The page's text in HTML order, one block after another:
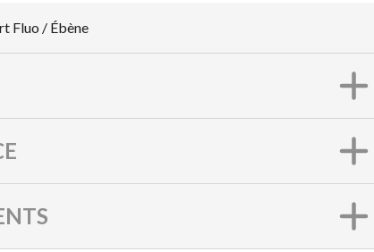
Fluo / Ébène